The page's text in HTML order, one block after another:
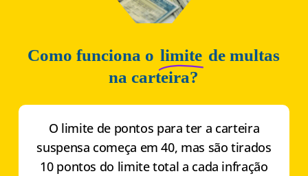
Como funciona o limite de multas
na carteira?
O limite de pontos para ter a carteira
suspensa começa em 40, mas são tirados
10 pontos do limite total a cada infração